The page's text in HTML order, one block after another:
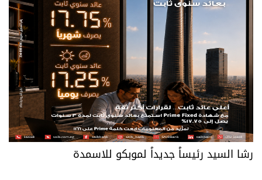
رشا السيد رئيساً جديداً لموبكو للاسمدة